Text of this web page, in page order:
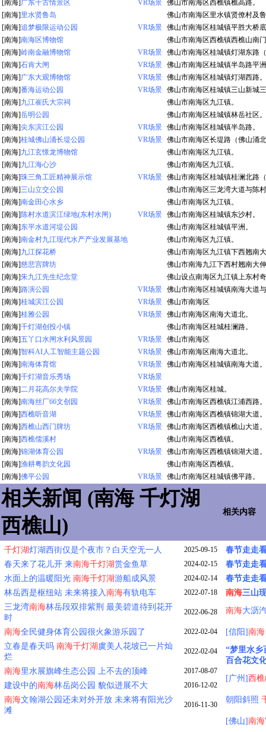
[南海] 广东千古情景区 VR场景
佛山市南海区西樵镇樵高路。
[南海]里水贤鲁岛
佛山市南海区里水镇贤僚村及
[南海]追梦极限运动公园 VR场景
佛山市南海区桂城镇平胜大桥
[南海]南海区博物馆
佛山市南海区西樵镇西樵山南
[南海]岭南金融博物馆 VR场景
佛山市南海区桂城镇灯湖东路
[南海]石肯大闸 VR场景
佛山市南海区桂城镇半岛路平
[南海]广东大观博物馆 VR场景
佛山市南海区桂城镇灯湖西路。
[南海]番海运动公园 VR场景
佛山市南海区桂城镇三山新城
[南海]九江崔氏大宗祠
佛山市南海区九江镇。
[南海]岳明公园
佛山市南海区桂城镇林岳社区。
[南海]尖东滨江公园 VR场景
佛山市南海区桂城镇半岛路。
[南海]桂城佛山涌长堤公园 VR场景
佛山市南海区长堤路（佛山涌
[南海]九江玄憬龙博物馆
佛山市南海区九江镇。
[南海]九江海心沙
佛山市南海区九江镇。
[南海]珠三角工匠精神展示馆 VR场景
佛山市南海区桂城镇桂澜北路
[南海]三山立交公园
佛山市南海区三龙湾大道与陈
[南海]南金田心水乡
佛山市南海区九江镇。
[南海]陈村水道滨江绿地(东村水闸) VR场景
佛山市南海区桂城镇东沙村。
[南海]东平水道河堤公园
佛山市南海区桂城镇平洲。
[南海]南金村九江现代水产产业发展基地
佛山市南海区九江镇。
[南海]九江探花桥
佛山市南海区九江镇下西翘南
[南海]慈悲宫牌坊
佛山市南海九江下西村翘南大
[南海]朱九江先生纪念堂
佛山设点南海区九江镇上东村
[南海]路演公园 VR场景
佛山市南海区桂城镇南海大道
[南海]桂城滨江公园 VR场景
佛山市南海区
[南海]桂雅公园 VR场景
佛山市南海区南海大道北。
[南海]千灯湖创投小镇
佛山市南海区桂城桂澜路。
[南海]五丫口水闸水利风景园 VR场景
佛山市南海区
[南海]智科AI人工智能主题公园 VR场景
佛山市南海区南海大道北。
[南海]南海体育馆 VR场景
佛山市南海区桂城镇南海大道。
[南海]千灯湖音乐秀场
VR场景
[南海]二月花高尔夫学院 VR场景
佛山市南海区桂城。
[南海]南海丝厂66文创园 VR场景
佛山市南海区西樵镇江浦西路。
[南海]西樵听音湖 VR场景
佛山市南海区西樵镇锦湖大道。
[南海]西樵山西门牌坊 VR场景
佛山市南海区西樵镇樵山大道。
[南海]西樵儒溪村
佛山市南海区西樵镇。
[南海]锦湖体育公园 VR场景
佛山市南海区西樵镇锦湖大道。
[南海]渔耕粤韵文化园
佛山市南海区西樵镇。
[南海]佛平公园 VR场景 佛山市南海区桂城镇佛平路。
相关新闻 (南海 千灯湖
西樵山)
相关内容
千灯湖灯湖西街仅是个夜市？白天空无一人 2025-09-15
春天来了花儿开 来南海千灯湖赏金鱼草 2024-02-15
水面上的温暖阳光 南海千灯湖游船成风景 2024-02-14
林岳西是枢纽站 未来将接入南海有轨电车 2022-07-18
三龙湾南海林岳段双排紫荆 最美碧道待到花开
时
2022-06-28
南海全民健身体育公园很火象游乐园了 2022-02-04
立春是春天吗 南海千灯湖 虞美人花坡已一片灿
烂
2022-02-04
南海里水展旗峰生态公园 上不去的顶峰 2017-08-07
建设中的南海林岳岗公园 貌似进展不大 2016-12-02
南海文翰湖公园还未对外开放 未来将有阳光沙
滩
2016-11-30
春节走走
春节走走
春节走走
南海三山
南海大沥
[信阳]南海
“梦里水乡
百合花文
[广州]西
朝阳斜照
[佛山]南海